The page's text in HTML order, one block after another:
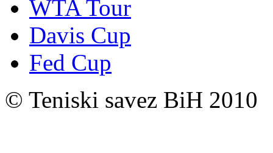
WTA Tour
Davis Cup
Fed Cup
© Teniski savez BiH 2010